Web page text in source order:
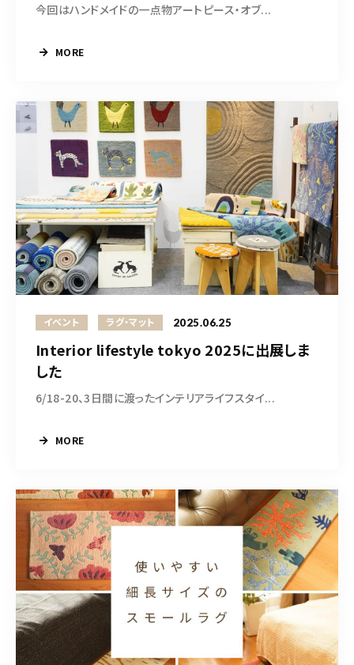
今回はハンドメイドの一点物アートピース・オブ...
MORE
イベント ラグ・マット 2025.06.25
Interior lifestyle tokyo 2025に出展しま
した
6/18-20、3日間に渡ったインテリアライフスタイ...
MORE